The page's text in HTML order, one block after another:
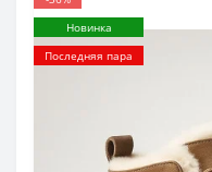
Новинка
Последняя пара